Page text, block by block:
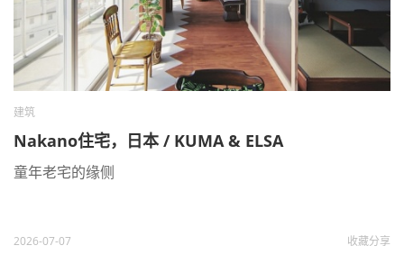
建筑
Nakano住宅，日本 / KUMA & ELSA
童年老宅的缘侧
2026-07-07 收藏分享